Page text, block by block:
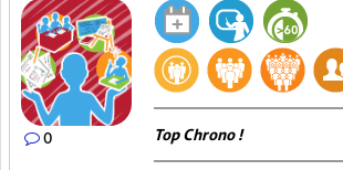
0 Top Chrono !